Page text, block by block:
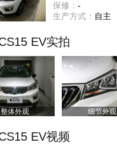
保修： -
生产方式： 自主
EV实拍
整体外观 细节外观
EV视频